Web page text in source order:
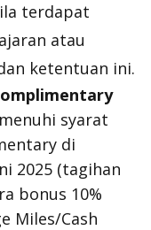
terdapat
atau
ketentuan ini.
syarat
di
2025 (tagihan
bonus 10%
Miles/Cash